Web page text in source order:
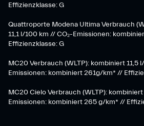
Effizienzklasse: G
Quattroporte Modena Ultima Verbrauch
11,1 l/100 km // CO₂-Emissionen:
Effizienzklasse: G
MC20 Verbrauch (WLTP): kombiniert 11,5
Emissionen: kombiniert 261g/km* //
MC20 Cielo Verbrauch (WLTP): kombiniert
Emissionen: kombiniert 265 g/km* //